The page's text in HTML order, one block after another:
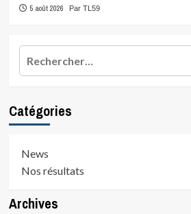
5 août 2026 Par TL59
Catégories
News
Nos résultats
Archives